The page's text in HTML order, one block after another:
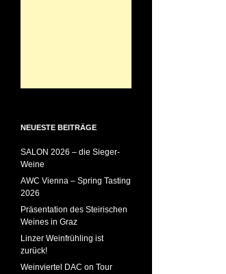
NEUESTE BEITRÄGE
SALON 2026 – die Sieger-
Weine
AWC Vienna – Spring Tasting
2026
Präsentation des Steirischen
Weines in Graz
Linzer Weinfrühling ist
zurück!
Weinviertel DAC on Tour